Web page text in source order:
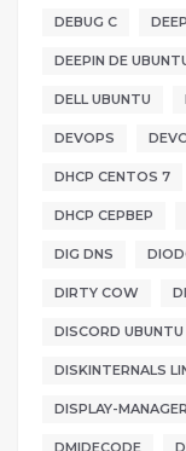
DEBUG C
DEEPIN DE
DELL UBUNTU
DEVOPS
DHCP CENTOS 7
DHCP СЕРВЕР
DIG DNS
DIRTY COW
DISCORD
DISKINTERNALS
DISPLAY-MANAGER
DMIDECODE